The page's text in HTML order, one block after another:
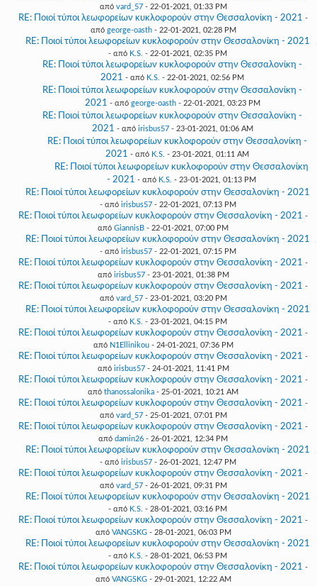
από vard_57- 22-01-2021, 01:33 PM
RE: Ποιοί τύποι λεωφορείων κυκλοφορούν στην Θεσσαλονίκη - 2021 -
από george-oasth- 22-01-2021, 02:28 PM
RE: Ποιοί τύποι λεωφορείων κυκλοφορούν στην Θεσσαλονίκη - 2021
- από K.S. - 22-01-2021, 02:35 PM
RE: Ποιοί τύποι λεωφορείων κυκλοφορούν στην Θεσσαλονίκη -
2021 - από K.S. - 22-01-2021, 02:56 PM
RE: Ποιοί τύποι λεωφορείων κυκλοφορούν στην Θεσσαλονίκη -
2021 - από george-oasth- 22-01-2021, 03:23 PM
RE: Ποιοί τύποι λεωφορείων κυκλοφορούν στην Θεσσαλονίκη -
2021 - από irisbus57- 23-01-2021, 01:06 AM
RE: Ποιοί τύποι λεωφορείων κυκλοφορούν στην Θεσσαλονίκη -
2021 - από K.S. - 23-01-2021, 01:11 AM
RE: Ποιοί τύποι λεωφορείων κυκλοφορούν στην Θεσσαλονίκη
- 2021 - από K.S. - 23-01-2021, 01:13 PM
RE: Ποιοί τύποι λεωφορείων κυκλοφορούν στην Θεσσαλονίκη - 2021
- από irisbus57- 22-01-2021, 07:13 PM
RE: Ποιοί τύποι λεωφορείων κυκλοφορούν στην Θεσσαλονίκη - 2021 -
από GiannisB - 22-01-2021, 07:00 PM
RE: Ποιοί τύποι λεωφορείων κυκλοφορούν στην Θεσσαλονίκη - 2021
- από irisbus57- 22-01-2021, 07:15 PM
RE: Ποιοί τύποι λεωφορείων κυκλοφορούν στην Θεσσαλονίκη - 2021 -
από irisbus57- 23-01-2021, 01:38 PM
RE: Ποιοί τύποι λεωφορείων κυκλοφορούν στην Θεσσαλονίκη - 2021 -
από vard_57- 23-01-2021, 03:20 PM
RE: Ποιοί τύποι λεωφορείων κυκλοφορούν στην Θεσσαλονίκη - 2021
- από K.S. - 23-01-2021, 04:15 PM
RE: Ποιοί τύποι λεωφορείων κυκλοφορούν στην Θεσσαλονίκη - 2021 -
από N1Ellinikou- 24-01-2021, 07:36 PM
RE: Ποιοί τύποι λεωφορείων κυκλοφορούν στην Θεσσαλονίκη - 2021 -
από irisbus57- 24-01-2021, 11:41 PM
RE: Ποιοί τύποι λεωφορείων κυκλοφορούν στην Θεσσαλονίκη - 2021 -
από thanossalonika - 25-01-2021, 10:21 AM
RE: Ποιοί τύποι λεωφορείων κυκλοφορούν στην Θεσσαλονίκη - 2021 -
από vard_57- 25-01-2021, 07:01 PM
RE: Ποιοί τύποι λεωφορείων κυκλοφορούν στην Θεσσαλονίκη - 2021 -
από damin26 - 26-01-2021, 12:34 PM
RE: Ποιοί τύποι λεωφορείων κυκλοφορούν στην Θεσσαλονίκη - 2021
- από irisbus57- 26-01-2021, 12:47 PM
RE: Ποιοί τύποι λεωφορείων κυκλοφορούν στην Θεσσαλονίκη - 2021 -
από vard_57- 26-01-2021, 09:31 PM
RE: Ποιοί τύποι λεωφορείων κυκλοφορούν στην Θεσσαλονίκη - 2021
- από K.S. - 28-01-2021, 03:16 PM
RE: Ποιοί τύποι λεωφορείων κυκλοφορούν στην Θεσσαλονίκη - 2021 -
από VANGSKG- 28-01-2021, 06:03 PM
RE: Ποιοί τύποι λεωφορείων κυκλοφορούν στην Θεσσαλονίκη - 2021
- από K.S. - 28-01-2021, 06:53 PM
RE: Ποιοί τύποι λεωφορείων κυκλοφορούν στην Θεσσαλονίκη - 2021 -
από VANGSKG- 29-01-2021, 12:22 AM